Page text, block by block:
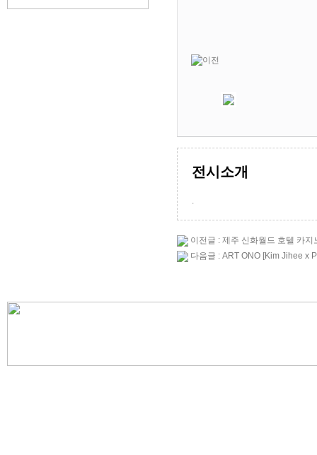
전시소개
.
이전글 : 제주 신화월드 호텔 카
다음글 : ART ONO [Kim Jihee x